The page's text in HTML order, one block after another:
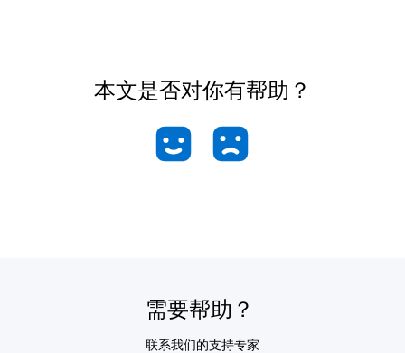
本文是否对你有帮助？
需要帮助？
联系我们的支持专家